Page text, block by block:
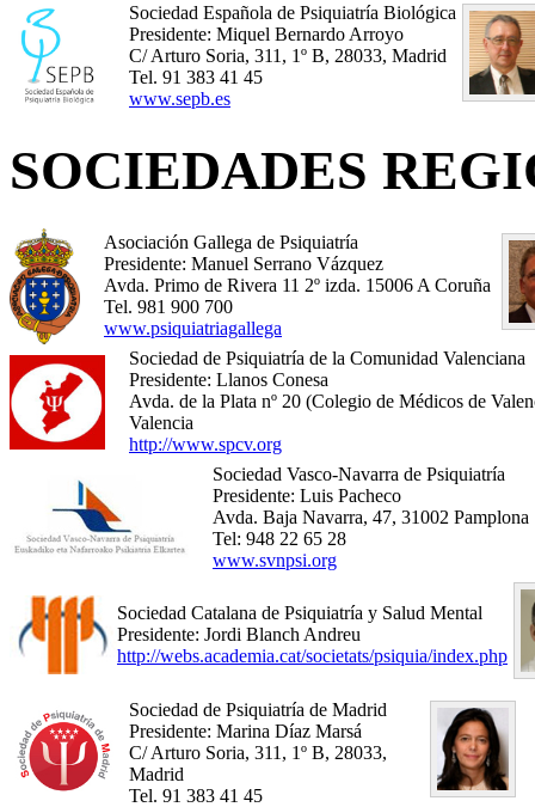
Sociedad Española de Psiquiatría Biológica
Presidente: Miquel Bernardo Arroyo
C/ Arturo Soria, 311, 1º B, 28033, Madrid
Tel. 91 383 41 45
www.sepb.es
SOCIEDADES
Asociación Gallega de Psiquiatría
Presidente: Manuel Serrano Vázquez
Avda. Primo de Rivera 11 2º izda. 15006 A Coruña
Tel. 981 900 700
www.psiquiatriagallega
Sociedad de Psiquiatría de la Comunidad Valenciana
Presidente: Llanos Conesa
Avda. de la Plata nº 20 (Colegio de Médicos de
Valencia
http://www.spcv.org
Sociedad Vasco-Navarra de Psiquiatría
Presidente: Luis Pacheco
Avda. Baja Navarra, 47, 31002 Pamplona
Tel: 948 22 65 28
www.svnpsi.org
Sociedad Catalana de Psiquiatría y Salud Mental
Presidente: Jordi Blanch Andreu
http://webs.academia.cat/societats/psiquia/index.php
Sociedad de Psiquiatría de Madrid
Presidente: Marina Díaz Marsá
C/ Arturo Soria, 311, 1º B, 28033,
Madrid
Tel. 91 383 41 45